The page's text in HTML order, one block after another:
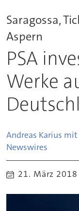
Saragossa,
Aspern
PSA
Werke
Andreas Karius
Newswires
21. März